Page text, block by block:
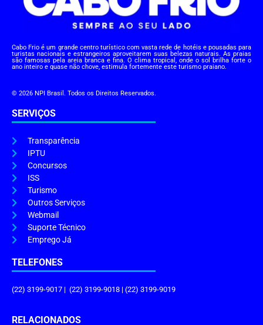
Cabo Frio é um grande centro turístico com vasta rede de hotéis e pousadas para
turistas nacionais e estrangeiros aproveitarem suas belezas naturais. As praias
são famosas pela areia branca e fina. O clima tropical, onde o sol brilha forte o
ano inteiro e quase não chove, estimula fortemente este turismo praiano.
© 2026 NPI Brasil. Todos os Direitos Reservados.
SERVIÇOS
Transparência
IPTU
Concursos
ISS
Turismo
Outros Serviços
Webmail
Suporte Técnico
Emprego Já
TELEFONES
(22) 3199-9017 | (22) 3199-9018 | (22) 3199-9019
RELACIONADOS